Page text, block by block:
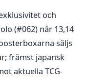
och
(#062) når 13,14
säljs
främst japansk
aktuella TCG-